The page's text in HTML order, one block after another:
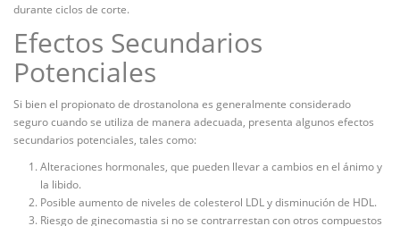
durante ciclos de corte.
Efectos Secundarios
Potenciales
Si bien el propionato de drostanolona es generalmente considerado
seguro cuando se utiliza de manera adecuada, presenta algunos efectos
secundarios potenciales, tales como:
Alteraciones hormonales, que pueden llevar a cambios en el ánimo y
la libido.
Posible aumento de niveles de colesterol LDL y disminución de HDL.
Riesgo de ginecomastia si no se contrarrestan con otros compuestos